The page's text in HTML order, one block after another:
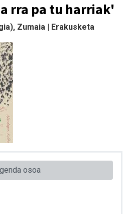
rra pa tu harriak'
Zumaia | Erakusketa
osoa